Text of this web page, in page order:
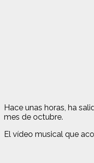
Hace unas horas, ha
mes de octubre.
El vídeo musical que